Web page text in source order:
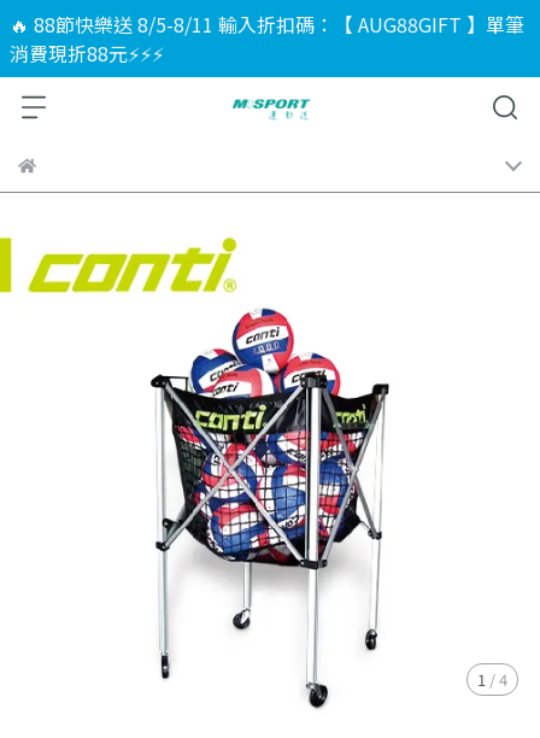
🔥 88節快樂送 8/5-8/11 輸入折扣碼：【 AUG88GIFT 】單筆
消費現折88元⚡⚡⚡
1 /4